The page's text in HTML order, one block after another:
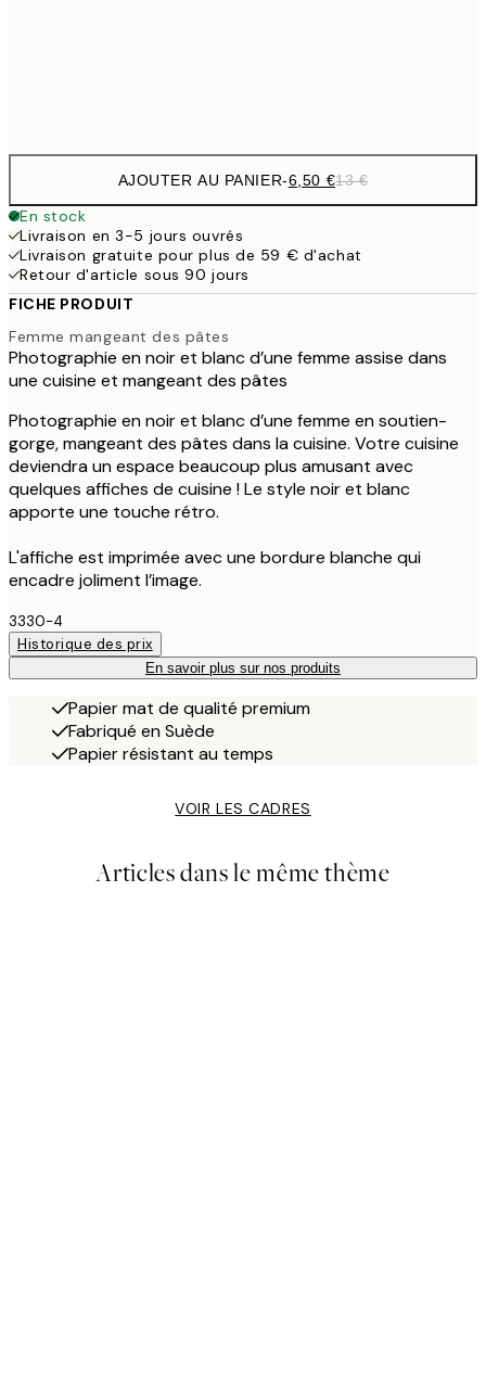
AJOUTER AU PANIER-6,50 €13 €
En stock
Livraison en 3-5 jours ouvrés
Livraison gratuite pour plus de 59 € d'achat
Retour d'article sous 90 jours
FICHE PRODUIT
Femme mangeant des pâtes
Photographie en noir et blanc d’une femme assise dans
une cuisine et mangeant des pâtes
Photographie en noir et blanc d’une femme en soutien-
gorge, mangeant des pâtes dans la cuisine. Votre cuisine
deviendra un espace beaucoup plus amusant avec
quelques affiches de cuisine ! Le style noir et blanc
apporte une touche rétro.
L'affiche est imprimée avec une bordure blanche qui
encadre joliment l’image.
3330-4
Historique des prix
En savoir plus sur nos produits
Papier mat de qualité premium
Fabriqué en Suède
Papier résistant au temps
VOIR LES CADRES
Articles dans le même thème